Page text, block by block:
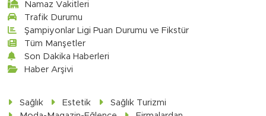
Namaz Vakitleri
Trafik Durumu
Şampiyonlar Ligi Puan Durumu ve Fikstür
Tüm Manşetler
Son Dakika Haberleri
Haber Arşivi
Sağlık Estetik
Sağlık Turizmi